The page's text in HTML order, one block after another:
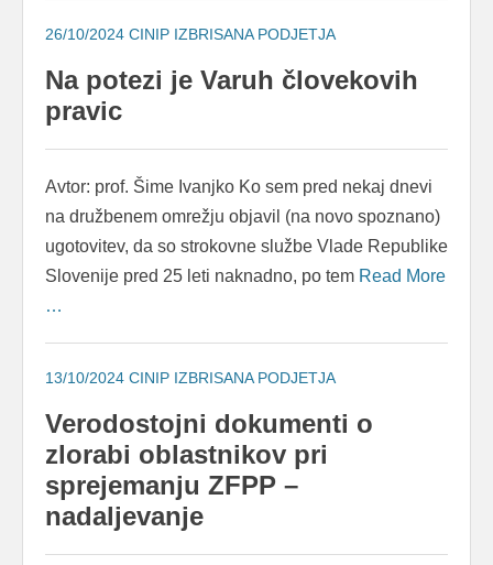
26/10/2024 CINIP IZBRISANA PODJETJA
Na potezi je Varuh človekovih
pravic
Avtor: prof. Šime Ivanjko Ko sem pred nekaj dnevi
na družbenem omrežju objavil (na novo spoznano)
ugotovitev, da so strokovne službe Vlade Republike
Slovenije pred 25 leti naknadno, po tem Read More
…
13/10/2024 CINIP IZBRISANA PODJETJA
Verodostojni dokumenti o
zlorabi oblastnikov pri
sprejemanju ZFPP –
nadaljevanje